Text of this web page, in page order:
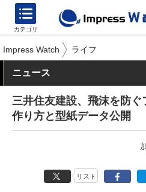
カテゴリ
Impress Watch ライフ
ニュース
三井住友建設、飛沫を防
作り方と型紙データ公開
リスト